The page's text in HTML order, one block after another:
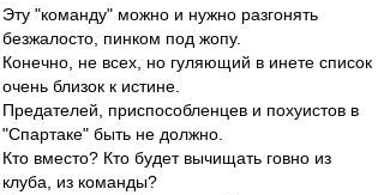
Эту "команду" можно и нужно разгонять
безжалосто, пинком под жопу.
Конечно, не всех, но гуляющий в инете список
очень близок к истине.
Предателей, приспособленцев и похуистов в
"Спартаке" быть не должно.
Кто вместо? Кто будет вычищать говно из
клуба, из команды?